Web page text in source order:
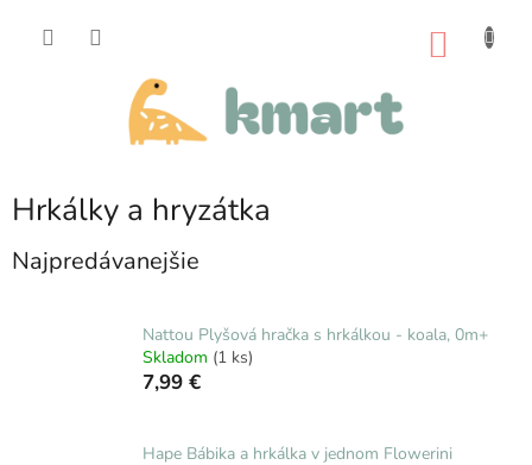
Hrkálky a hryzátka
Najpredávanejšie
Nattou Plyšová hračka s hrkálkou - koala, 0m+
Skladom (1 ks)
7,99 €
Hape Bábika a hrkálka v jednom Flowerini